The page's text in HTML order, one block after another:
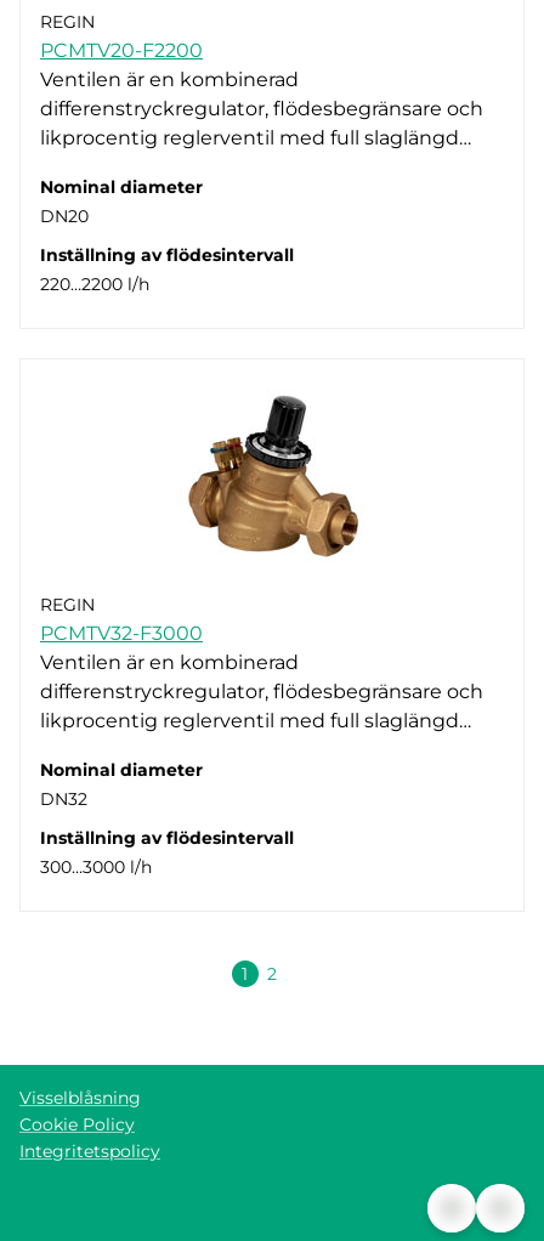
REGIN
PCMTV20-F2200
Ventilen är en kombinerad
differenstryckregulator, flödesbegränsare och
likprocentig reglerventil med full slaglängd…
Nominal diameter
DN20
Inställning av flödesintervall
220…2200 l/h
REGIN
PCMTV32-F3000
Ventilen är en kombinerad
differenstryckregulator, flödesbegränsare och
likprocentig reglerventil med full slaglängd…
Nominal diameter
DN32
Inställning av flödesintervall
300…3000 l/h
1 2
Visselblåsning
Cookie Policy
Integritetspolicy